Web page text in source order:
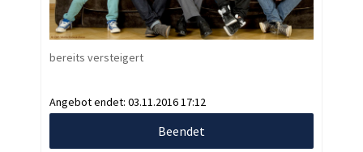
bereits versteigert
Angebot endet: 03.11.2016 17:12
Beendet